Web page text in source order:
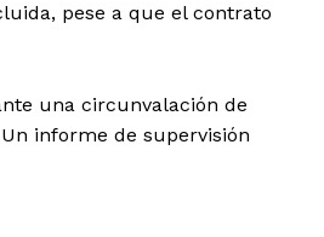
pese a que el contrato
una circunvalación de
informe de supervisión